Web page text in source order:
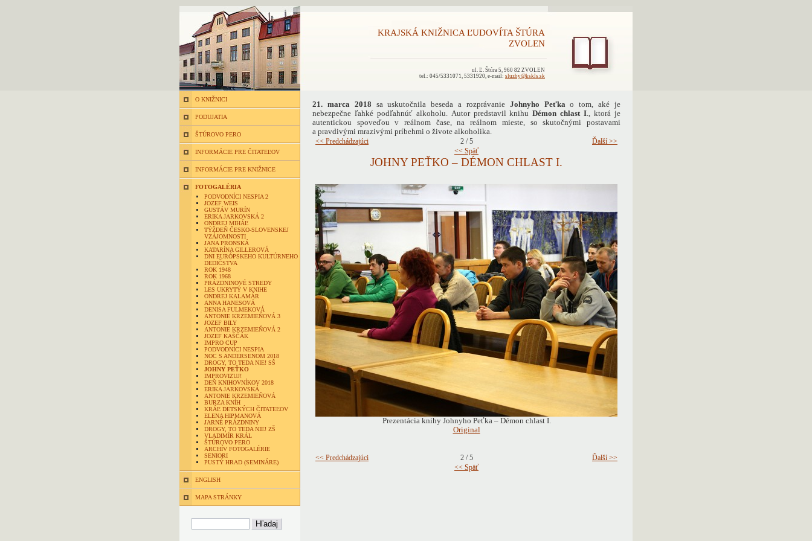
KRAJSKÁ KNIŽNICA ĽUDOVÍTA ŠTÚRA
ZVOLEN
ul. Ľ. Štúra 5, 960 82 ZVOLEN
tel.: 045/5331071, 5331920, e-mail: sluzby@kskls.sk
O KNIŽNICI
PODUJATIA
ŠTÚROVO PERO
INFORMÁCIE PRE ČITATEĽOV
INFORMÁCIE PRE KNIŽNICE
FOTOGALÉRIA
PODVODNÍCI NESPIA 2
JOZEF WEIS
GUSTÁV MURÍN
ERIKA JARKOVSKÁ 2
ONDREJ MIHÁĽ
TÝŽDEŇ ČESKO-SLOVENSKEJ
VZÁJOMNOSTI
JANA PRONSKÁ
KATARÍNA GILLEROVÁ
DNI EURÓPSKEHO KULTÚRNEHO
DEDIČSTVA
ROK 1948
ROK 1968
PRÁZDNINOVÉ STREDY
LES UKRYTÝ V KNIHE
ONDREJ KALAMÁR
ANNA HANESOVÁ
DENISA FULMEKOVÁ
ANTONIE KRZEMIEŇOVÁ 3
JOZEF BILY
ANTONIE KRZEMIEŇOVÁ 2
JOZEF KAŠČÁK
IMPRO CUP
PODVODNÍCI NESPIA
NOC S ANDERSENOM 2018
DROGY, TO TEDA NIE! SŠ
JOHNY PEŤKO
IMPROVIZUJ!
DEŇ KNIHOVNÍKOV 2018
ERIKA JARKOVSKÁ
ANTONIE KRZEMIEŇOVÁ
BURZA KNÍH
KRÁĽ DETSKÝCH ČITATEĽOV
ELENA HIPMANOVÁ
JARNÉ PRÁZDNINY
DROGY, TO TEDA NIE! ZŠ
VLADIMÍR KRÁL
ŠTÚROVO PERO
ARCHÍV FOTOGALÉRIE
SENIORI
PUSTÝ HRAD (SEMINÁRE)
ENGLISH
MAPA STRÁNKY
21. marca 2018 sa uskutočnila beseda a rozprávanie Johnyho Peťkao tom, aké je
nebezpečne ľahké podľahnúť alkoholu. Autor predstavil knihuDémon chlast I., ktorá je
autentickou spoveďou v reálnom čase, na reálnom mieste, so skutočnými postavami
a pravdivými mrazivými príbehmi o živote alkoholika.
<< Predchádzajúci 2 / 5
Ďalší >>
<< Späť
JOHNY PEŤKO – DÉMON CHLAST I.
Prezentácia knihy Johnyho Peťka – Démon chlast I.
Original
<< Predchádzajúci 2 / 5
Ďalší >>
<< Späť